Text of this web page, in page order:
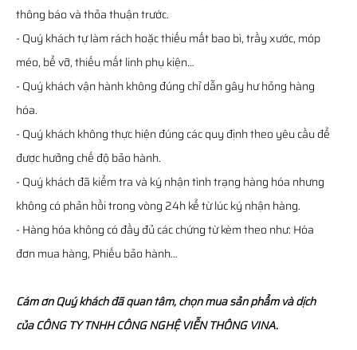
thông báo và thỏa thuận trước.
- Quý khách tự làm rách hoặc thiếu mất bao bì, trầy xước, móp
méo, bể vỡ, thiếu mất linh phụ kiện…
- Quý khách vận hành không đúng chỉ dẫn gây hư hỏng hàng
hóa.
- Quý khách không thực hiện đúng các quy định theo yêu cầu để
được hưởng chế độ bảo hành.
- Quý khách đã kiểm tra và ký nhận tình trạng hàng hóa nhưng
không có phản hồi trong vòng 24h kể từ lúc ký nhận hàng.
- Hàng hóa không có đầy đủ các chứng từ kèm theo như: Hóa
đơn mua hàng, Phiếu bảo hành…
Cám ơn Quý khách đã quan tâm, chọn mua sản phẩm và dịch
của CÔNG TY TNHH CÔNG NGHỆ VIỄN THÔNG VINA.